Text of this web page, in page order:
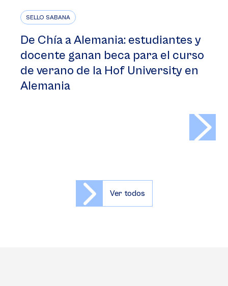
SELLO SABANA
De Chía a Alemania: estudiantes y
docente ganan beca para el curso
de verano de la Hof University en
Alemania
Ver todos